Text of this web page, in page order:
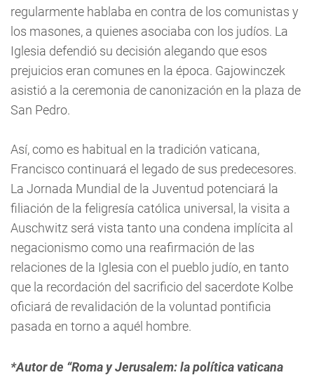
regularmente hablaba en contra de los comunistas y
los masones, a quienes asociaba con los judíos. La
Iglesia defendió su decisión alegando que esos
prejuicios eran comunes en la época. Gajowinczek
asistió a la ceremonia de canonización en la plaza de
San Pedro.
Así, como es habitual en la tradición vaticana,
Francisco continuará el legado de sus predecesores.
La Jornada Mundial de la Juventud potenciará la
filiación de la feligresía católica universal, la visita a
Auschwitz será vista tanto una condena implícita al
negacionismo como una reafirmación de las
relaciones de la Iglesia con el pueblo judío, en tanto
que la recordación del sacrificio del sacerdote Kolbe
oficiará de revalidación de la voluntad pontificia
pasada en torno a aquél hombre.
*Autor de “Roma y Jerusalem: la política vaticana